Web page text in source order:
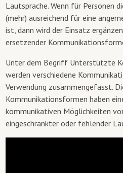
Frühes Lesen & Literacy -
Was ist UK?
Lautsprache. Wenn für Personen
(mehr) ausreichend für eine
ist, dann wird der Einsatz
ersetzender
Unter dem Begriff Unterstützte
werden verschiedene
Verwendung zusammengefasst.
Kommunikationsformen haben
kommunikativen Möglichkeiten
eingeschränkter oder fehlender